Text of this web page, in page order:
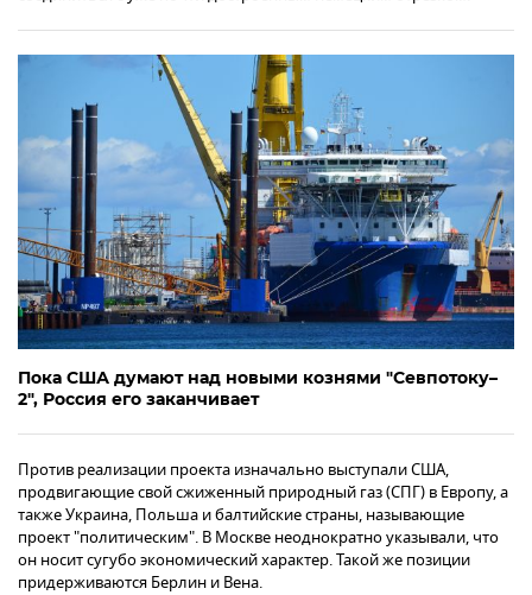
Пока США думают над новыми кознями "Севпотоку–
2", Россия его заканчивает
Против реализации проекта изначально выступали США,
продвигающие свой сжиженный природный газ (СПГ) в Европу, а
также Украина, Польша и балтийские страны, называющие
проект "политическим". В Москве неоднократно указывали, что
он носит сугубо экономический характер. Такой же позиции
придерживаются Берлин и Вена.